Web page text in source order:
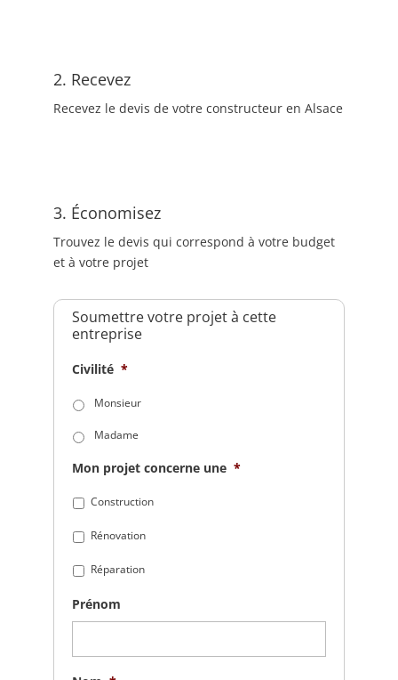
2. Recevez
Recevez le devis de votre constructeur en Alsace
3. Économisez
Trouvez le devis qui correspond à votre budget
et à votre projet
Soumettre votre projet à cette
entreprise
Civilité *
Monsieur
Madame
Mon projet concerne une *
Construction
Rénovation
Réparation
Prénom